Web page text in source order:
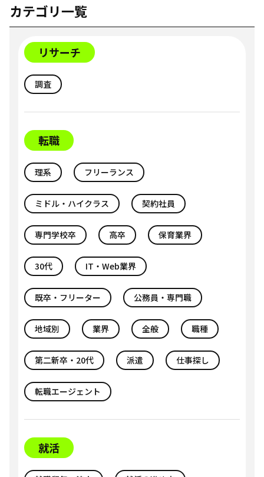
カテゴリ一覧
リサーチ
調査
転職
理系 フリーランス
ミドル・ハイクラス 契約社員
専門学校卒 高卒 保育業界
30代 IT・Web業界
既卒・フリーター 公務員・専門職
地域別 業界 全般 職種
第二新卒・20代 派遣 仕事探し
転職エージェント
就活